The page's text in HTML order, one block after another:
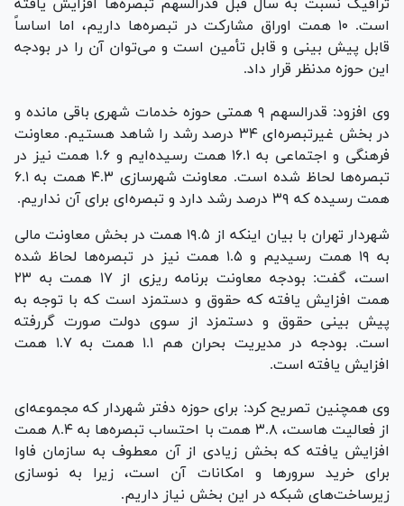
ترافیک نسبت به سال قبل قدرالسهم تبصره‌ها افزایش یافته
است. ۱۰ همت اوراق مشارکت در تبصره‌ها داریم، اما اساساً
قابل پیش بینی و قابل تأمین است و می‌توان آن را در بودجه
این حوزه مدنظر قرار داد.
وی افزود: قدرالسهم ۹ همتی حوزه خدمات شهری باقی مانده و
در بخش غیرتبصره‌ای ۳۴ درصد رشد را شاهد هستیم. معاونت
فرهنگی و اجتماعی به ۱۶.۱ همت رسیده‌ایم و ۱.۶ همت نیز در
تبصره‌ها لحاظ شده است. معاونت شهرسازی ۴.۳ همت به ۶.۱
همت رسیده که ۳۹ درصد رشد دارد و تبصره‌ای برای آن نداریم.
شهردار تهران با بیان اینکه از ۱۹.۵ همت در بخش معاونت مالی
به ۱۹ همت رسیدیم و ۱.۵ همت نیز در تبصره‌ها لحاظ شده
است، گفت: بودجه معاونت برنامه ریزی از ۱۷ همت به ۲۳
همت افزایش یافته که حقوق و دستمزد است که با توجه به
پیش بینی حقوق و دستمزد از سوی دولت صورت گررفته
است. بودجه در مدیریت بحران هم ۱.۱ همت به ۱.۷ همت
افزایش یافته است.
وی همچنین تصریح کرد: برای حوزه دفتر شهردار که مجموعه‌ای
از فعالیت هاست، ۳.۸ همت با احتساب تبصره‌ها به ۸.۴ همت
افزایش یافته که بخش زیادی از آن معطوف به سازمان فاوا
برای خرید سرور‌ها و امکانات آن است، زیرا به نوسازی
زیرساخت‌های شبکه در این بخش نیاز داریم.